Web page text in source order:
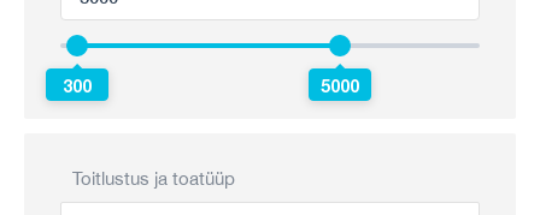
300 5000
Toitlustus ja toatüüp